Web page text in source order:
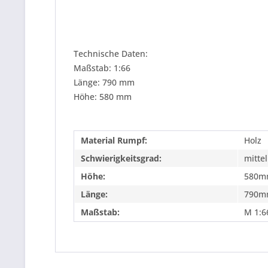
Technische Daten:
Maßstab: 1:66
Länge: 790 mm
Höhe: 580 mm
Material Rumpf:
Holz
Schwierigkeitsgrad:
mittel
Höhe:
Länge:
Maßstab:
M